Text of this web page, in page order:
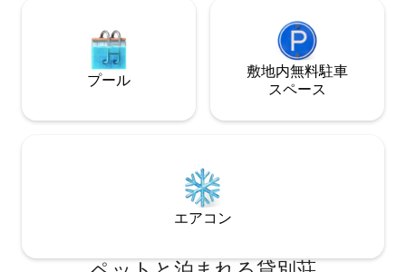
情的なターンテーブルがあります リビン
グ、寝室、ジャグジーの窓から柑橘類の
畑や自然の景色を眺めながら、家族と一
緒にワインをお楽しみください。
は、都会の生活に飽きたあなたのために
ーシングル/LGスタイラー1台 -ベッドルー
ム2 2つのA.C.Eスーパーシングル。 寝具
は柔らかいホテル用の綿120素材で作られ
ており、カーテンはダブルリネンカーテ
ルームにはスタイラーがありますので、
プール
敷地内無料駐⁠車
ス⁠ペ⁠ー⁠ス
エアコン